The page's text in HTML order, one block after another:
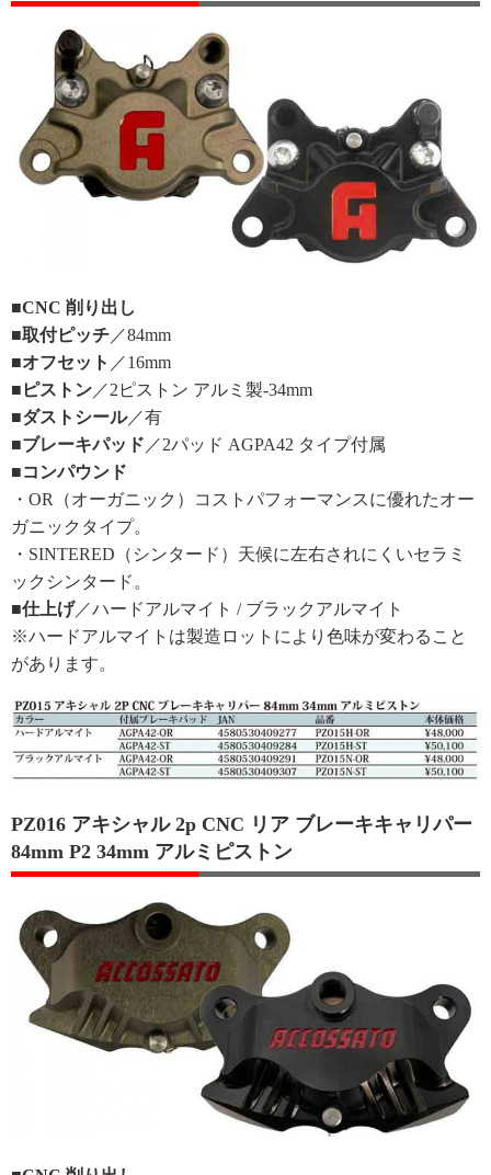
■CNC 削り出し
■取付ピッチ ／84mm
■オフセット ／16mm
■ピストン ／2ピストン アルミ製-34mm
■ダストシール／有
■ブレーキパッド ／2パッド AGPA42 タイプ付属
■コンパウンド
・OR（オーガニック）コストパフォーマンスに優れたオー
ガニックタイプ。
・SINTERED（シンタード）天候に左右されにくいセラミ
ックシンタード。
■仕上げ／ハードアルマイト / ブラックアルマイト
※ハードアルマイトは製造ロットにより色味が変わること
があります。
PZ016 アキシャル 2p CNC リア ブレーキキャリパー
84mm P2 34mm アルミピストン